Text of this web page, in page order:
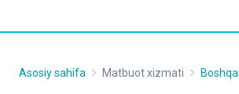
Asosiy sahifa Matbuot xizmati